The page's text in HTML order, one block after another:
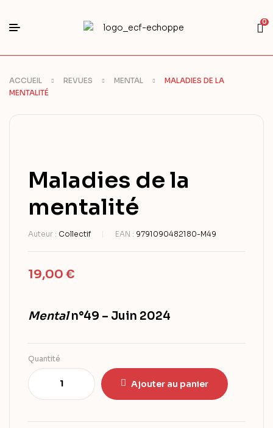
0
ACCUEIL REVUES MENTAL
MALADIES DE LA
MENTALITÉ
Maladies de la
mentalité
Auteur : Collectif EAN : 9791090482180-M49
19,00 €
Mentaln°49 – Juin 2024
Quantité
Ajouter au panier